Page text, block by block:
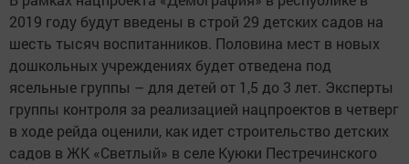
2019 году будут введены в строй 29 детских садов на
шесть тысяч воспитанников. Половина мест в новых
дошкольных учреждениях будет отведена под
ясельные группы – для детей от 1,5 до 3 лет. Эксперты
группы контроля за реализацией нацпроектов в четверг
в ходе рейда оценили, как идет строительство детских
садов в ЖК «Светлый» в селе Куюки Пестречинского